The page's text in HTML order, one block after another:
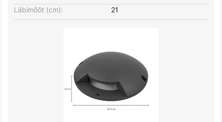
Läbimõõt (cm):
21